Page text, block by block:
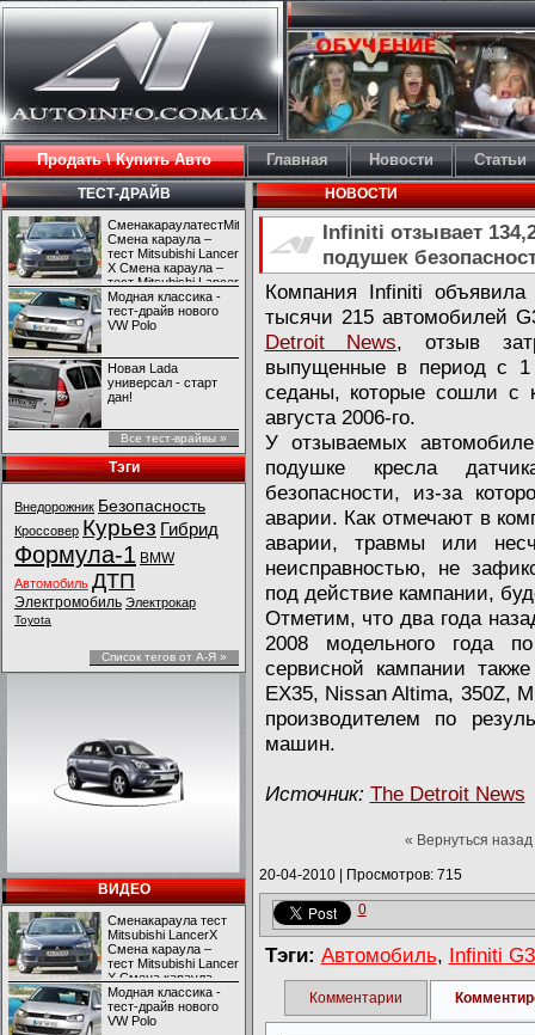
Продать \ Купить Авто Главная Новости Статьи
ТЕСТ-ДРАЙВ
СменакараулатестMitsubishiLancerX
Смена караула –
тест Mitsubishi Lancer
X Смена караула –
тест Mitsubishi Lancer
X
Модная классика -
тест-драйв нового
VW Polo
Новая Lada
универсал - старт
дан!
Все тест-врайвы »
Тэги
Внедорожник Безопасность
Кроссовер Курьез Гибрид
Формула-1 BMW
Автомобиль ДТП
Электромобиль Электрокар
Toyota
Список тегов от А-Я »
ВИДЕО
Сменакараула тест
Mitsubishi LancerX
Смена караула –
тест Mitsubishi Lancer
X Смена караула –
тест Mitsubishi Lancer
X
Модная классика -
тест-драйв нового
VW Polo
НОВОСТИ
Infiniti отзывает
подушек
Компания Infiniti
тысячи 215 автомобилей
Detroit News, отзыв
выпущенные в период с
седаны, которые сошли с
августа 2006-го.
У отзываемых
подушке кресла
безопасности, из-за
аварии. Как отмечают в
аварии, травмы или
неисправностью, не
под действие кампании,
Отметим, что два года
2008 модельного года
сервисной кампании
EX35, Nissan Altima, 350Z,
производителем по
машин.
Источник: The Detroit News
« Вернуться назад
20-04-2010| Просмотров: 715
0
Тэги: Автомобиль, Infiniti
Комментарии